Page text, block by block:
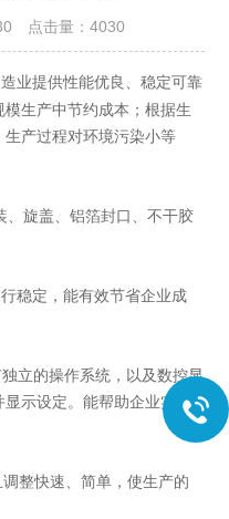
点击量： 4030
业提供性能优良、稳定可靠
生产中节约成本；根据生
产过程对环境污染小等
、旋盖、铝箔封口、不干胶
稳定，能有效节省企业成
立的操作系统，以及数控显
示设定。能帮助企业实现
整快速、简单，使生产的